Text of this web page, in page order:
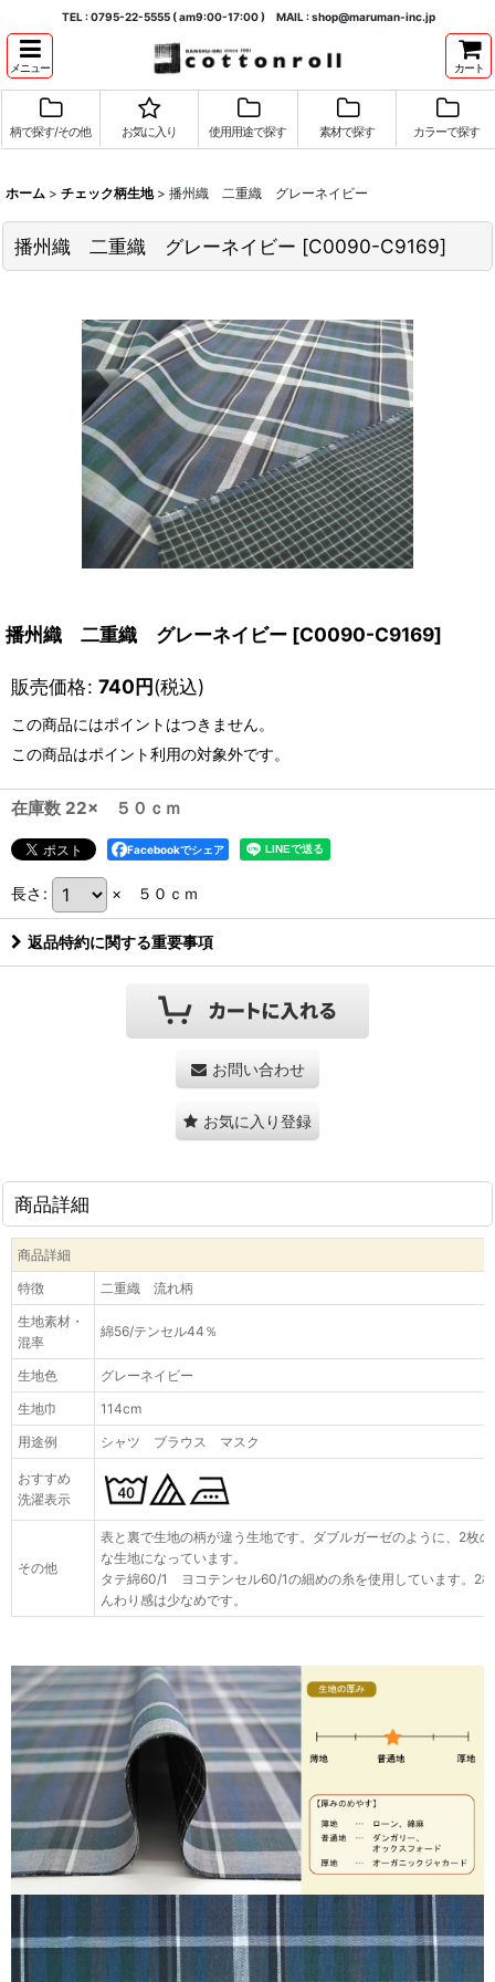
TEL : 0795-22-5555 ( am9:00-17:00 ) MAIL : shop@maruman-inc.jp
メニュー カート
柄で探す/その他 お気に入り 使用用途で探す 素材で探す カラーで探す
ホーム > チェック柄生地 > 播州織 二重織 グレーネイビー
播州織 二重織 グレーネイビー [C0090-C9169]
播州織 二重織 グレーネイビー [C0090-C9169]
販売価格: 740円(税込)
この商品にはポイントはつきません。
この商品はポイント利用の対象外です。
在庫数 22× ５０ｃｍ
Facebookでシェア
長さ : × ５０ｃｍ
返品特約に関する重要事項
お問い合わせ
お気に入り登録
商品詳細
商品詳細
特徴
二重織 流れ柄
生地素材・
混率
綿56/テンセル44％
生地色
グレーネイビー
生地巾
114cm
用途例
シャツ ブラウス マスク
おすすめ
洗濯表示
その他
表と裏で生地の柄が違う生地です。ダブルガーゼのように、2枚
な生地になっています。
タテ綿60/1 ヨコテンセル60/1の細めの糸を使用しています。2
んわり感は少なめです。